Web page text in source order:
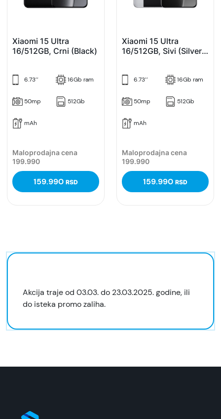
Xiaomi 15 Ultra
16/512GB, Crni (Black)
6.73’’ 16Gb ram
50mp 512Gb
mAh
Maloprodajna cena
199.990
159.990 RSD
Xiaomi 15 Ultra
16/512GB, Sivi (Silver
6.73’’ 16Gb ram
50mp 512Gb
mAh
Maloprodajna cena
199.990
159.990 RSD
Akcija traje od 03.03. do 23.03.2025. godine, ili
do isteka promo zaliha.